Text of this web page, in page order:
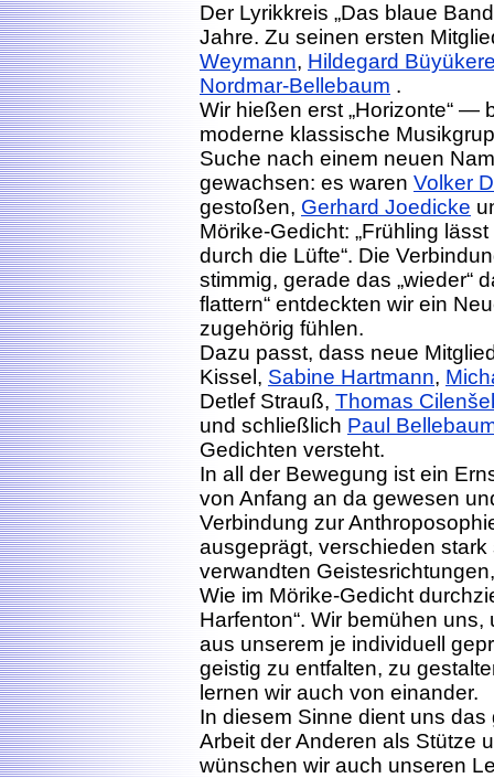
Der Lyrikkreis „Das blaue
Jahre. Zu seinen ersten
Weymann, Hildegard
Nordmar-Bellebaum .
Wir hießen erst „Horizonte“ —
moderne klassische
Suche nach einem neuen
gewachsen: es waren Volker
gestoßen, Gerhard Joedicke
Mörike-Gedicht: „Frühling
durch die Lüfte“. Die
stimmig, gerade das „wieder“
flattern“ entdeckten wir ein
zugehörig fühlen.
Dazu passt, dass neue
Kissel, Sabine Hartmann,
Detlef Strauß, Thomas
und schließlich Paul
Gedichten versteht.
In all der Bewegung ist ein
von Anfang an da gewesen
Verbindung zur
ausgeprägt, verschieden
verwandten
Wie im Mörike-Gedicht
Harfenton“. Wir bemühen
aus unserem je individuell
geistig zu entfalten, zu
lernen wir auch von einander.
In diesem Sinne dient uns
Arbeit der Anderen als Stütze
wünschen wir auch unseren